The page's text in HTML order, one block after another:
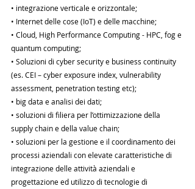
• integrazione verticale e orizzontale;
• Internet delle cose (IoT) e delle macchine;
• Cloud, High Performance Computing - HPC, fog e
quantum computing;
• Soluzioni di cyber security e business continuity
(es. CEI – cyber exposure index, vulnerability
assessment, penetration testing etc);
• big data e analisi dei dati;
• soluzioni di filiera per l’ottimizzazione della
supply chain e della value chain;
• soluzioni per la gestione e il coordinamento dei
processi aziendali con elevate caratteristiche di
integrazione delle attività aziendali e
progettazione ed utilizzo di tecnologie di